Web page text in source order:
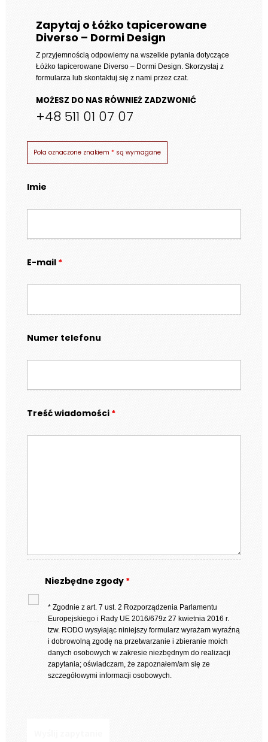
Zapytaj o Łóżko tapicerowane
Diverso – Dormi Design
Z przyjemnością odpowiemy na wszelkie pytania dotyczące
Łóżko tapicerowane Diverso – Dormi Design . Skorzystaj z
formularza lub skontaktuj się z nami przez czat.
MOŻESZ DO NAS RÓWNIEŻ ZADZWONIĆ
+48 511 01 07 07
Pola oznaczone znakiem * są wymagane
Imie
E-mail *
Numer telefonu
Treść wiadomości *
Niezbędne zgody *
* Zgodnie z art. 7 ust. 2 Rozporządzenia Parlamentu
Europejskiego i Rady UE 2016/679z 27 kwietnia 2016 r.
tzw. RODO wysyłając niniejszy formularz wyrażam wyraźną
i dobrowolną zgodę na przetwarzanie i zbieranie moich
danych osobowych w zakresie niezbędnym do realizacji
zapytania; oświadczam, że zapoznałem/am się ze
szczegółowymi informacji osobowych.